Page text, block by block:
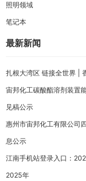
照明领域
笔记本
最新新闻
扎根大湾区 链接全世界 |
宙邦化工碳酸酯溶剂装置
见稿公示
惠州市宙邦化工有限公司
息公示
江南手机站登录入口：
2025年